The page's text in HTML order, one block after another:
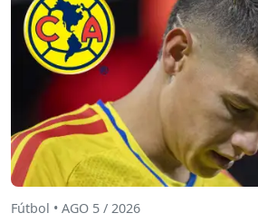
Fútbol • AGO 5 / 2026